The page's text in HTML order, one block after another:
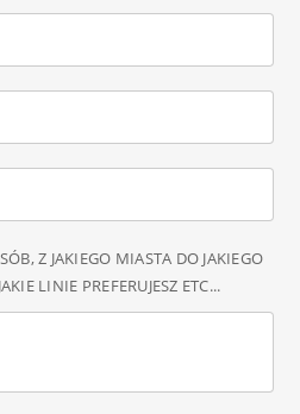
Z JAKIEGO MIASTA DO JAKIEGO
LINIE PREFERUJESZ ETC...